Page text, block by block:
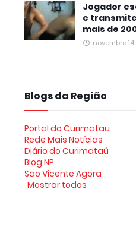
Jogador
e
mais de
novembro
Blogs da Região
Portal do Curimatau
Rede Mais Notícias
Diário do Curimataú
Blog NP
São Vicente Agora
Mostrar todos